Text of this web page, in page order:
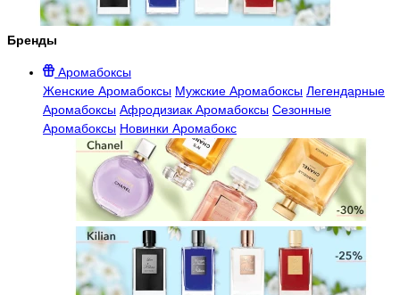
Бренды
Аромабоксы
Женские Аромабоксы Мужские Аромабоксы Легендарные
Аромабоксы Афродизиак Аромабоксы Сезонные
Аромабоксы Новинки Аромабокс